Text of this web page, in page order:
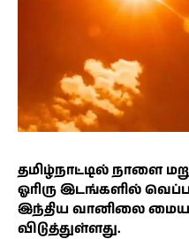
தமிழ்நாட்டில் நாளை
ஓரிரு இடங்களில்
இந்திய வானிலை
விடுத்துள்ளது.